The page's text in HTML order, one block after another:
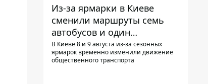
Из-за ярмарки в Киеве
сменили маршруты семь
автобусов и один
троллейбус
В Киеве 8 и 9 августа из-за сезонных
ярмарок временно изменили движение
общественного транспорта